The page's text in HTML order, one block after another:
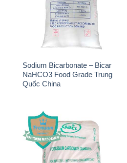
Sodium Bicarbonate – Bicar
NaHCO3 Food Grade Trung
Quốc China